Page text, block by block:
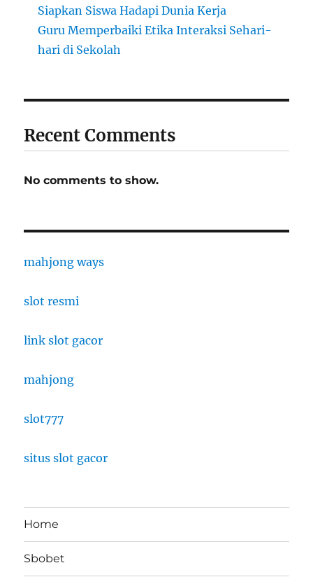
Siapkan Siswa Hadapi Dunia Kerja
Guru Memperbaiki Etika Interaksi Sehari-
hari di Sekolah
Recent Comments
No comments to show.
mahjong ways
slot resmi
link slot gacor
mahjong
slot777
situs slot gacor
Home
Sbobet